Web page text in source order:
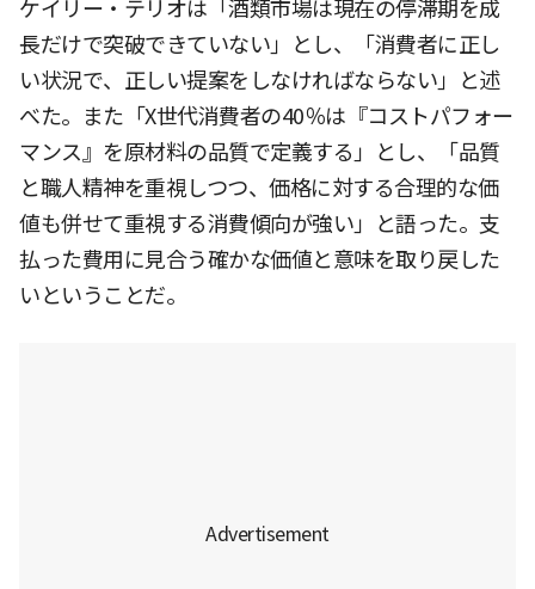
ケイリー・テリオは「酒類市場は現在の停滞期を成
長だけで突破できていない」とし、「消費者に正し
い状況で、正しい提案をしなければならない」と述
べた。また「X世代消費者の40％は『コストパフォー
マンス』を原材料の品質で定義する」とし、「品質
と職人精神を重視しつつ、価格に対する合理的な価
値も併せて重視する消費傾向が強い」と語った。支
払った費用に見合う確かな価値と意味を取り戻した
いということだ。